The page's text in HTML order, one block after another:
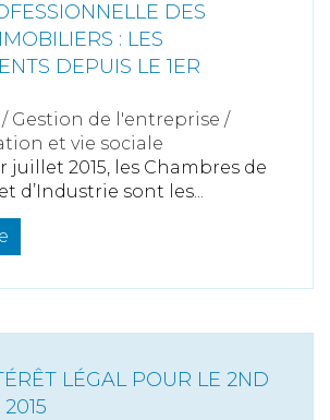
DES
: LES
DEPUIS LE 1ER
/ Gestion de l'entreprise /
et vie sociale
juillet 2015, les Chambres de
d’Industrie sont les...
LÉGAL POUR LE 2ND